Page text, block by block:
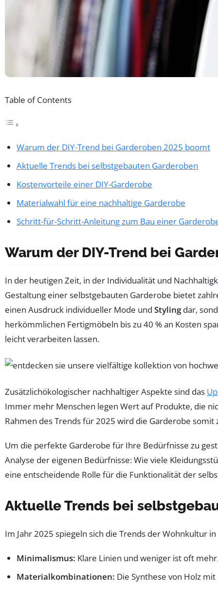
Table of Contents
Warum der DIY-Trend bei Garderoben 2025 boomt
Aktuelle Trends bei selbstgebauten Garderoben
Kostenvorteile einer DIY-Garderobe
Materialwahl für eine nachhaltige Garderobe
Schritt-für-Schritt-Anleitung zum Bau einer
Warum der DIY-Trend bei
In der heutigen Zeit, in der Individualität und
Gestaltung einer selbstgebauten Garderobe bietet
einen Ausdruck individueller Mode und Stylingdar,
herkömmlichen Fertigmöbeln bis zu 40 % an Kosten
leicht verarbeiten lassen.
Zusätzlichökologischer nachhaltiger Aspekte sind das
Immer mehr Menschen legen Wert auf Produkte, die
Rahmen des Trends für 2025 wird die Garderobe
Um die perfekte Garderobe für Ihre Bedürfnisse zu
Analyse der eigenen Bedürfnisse: Wie viele
eine entscheidende Rolle für die Funktionalität der
Aktuelle Trends bei
Im Jahr 2025 spiegeln sich die Trends der Wohnkultur
Minimalismus: Klare Linien und weniger ist oft
Materialkombinationen: Die Synthese von Holz